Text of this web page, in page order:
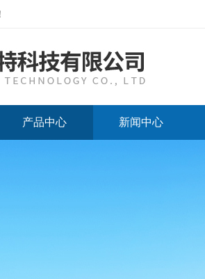
！
产品中心 新闻中心